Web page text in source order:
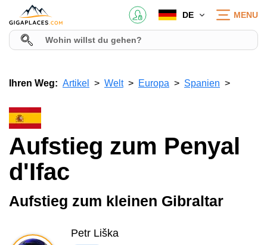
DE MENU
Ihren Weg: Artikel Welt Europa Spanien
Aufstieg zum Penyal
d'Ifac
Aufstieg zum kleinen Gibraltar
Petr Liška